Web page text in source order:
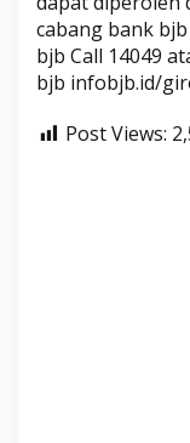
cabang bank
bjb Call 14049
bjb infobjb.id/
Post Views: